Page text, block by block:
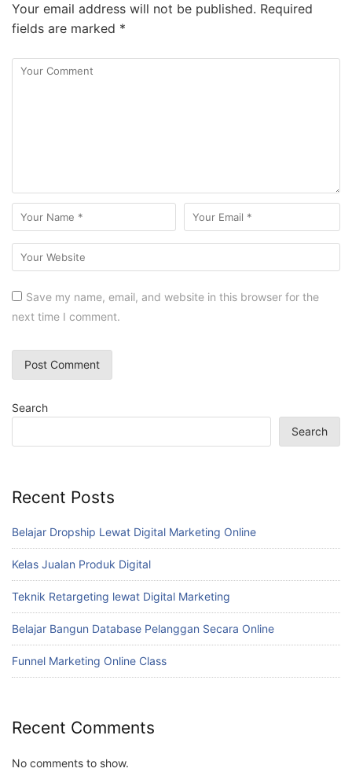
Your email address will not be published. Required
fields are marked *
Save my name, email, and website in this browser for the
next time I comment.
Search
Search
Recent Posts
Belajar Dropship Lewat Digital Marketing Online
Kelas Jualan Produk Digital
Teknik Retargeting lewat Digital Marketing
Belajar Bangun Database Pelanggan Secara Online
Funnel Marketing Online Class
Recent Comments
No comments to show.